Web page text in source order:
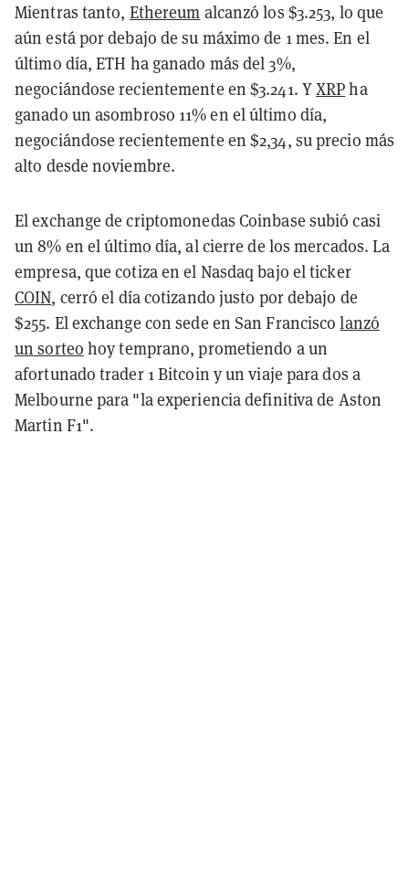
Mientras tanto, Ethereum alcanzó los $3.253, lo que
aún está por debajo de su máximo de 1 mes. En el
último día, ETH ha ganado más del 3%,
negociándose recientemente en $3.241. YXRPha
ganado un asombroso 11% en el último día,
negociándose recientemente en $2,34, su precio más
alto desde noviembre.
El exchange de criptomonedas Coinbase subió casi
un 8% en el último día, al cierre de los mercados. La
empresa, que cotiza en el Nasdaq bajo el ticker
COIN, cerró el día cotizando justo por debajo de
$255. El exchange con sede en San Franciscolanzó
un sorteo hoy temprano, prometiendo a un
afortunado trader 1 Bitcoin y un viaje para dos a
Melbourne para "la experiencia definitiva de Aston
Martin F1".